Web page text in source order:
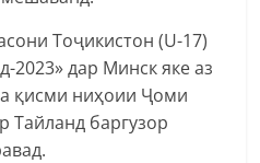
Тоҷикистон (U-17)
дар Минск яке аз
қисми ниҳоии Ҷоми
Тайланд баргузор